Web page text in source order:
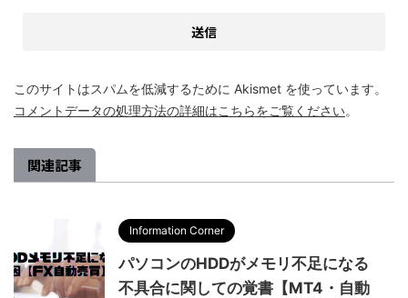
このサイトはスパムを低減するために Akismet を使っています。
コメントデータの処理方法の詳細はこちらをご覧ください。
関連記事
Information Corner
パソコンのHDDがメモリ不足になる
不具合に関しての覚書【MT4・自動